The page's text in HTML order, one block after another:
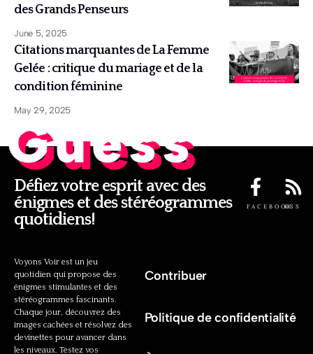
des Grands Penseurs
June 5, 2025
Citations marquantes de La Femme
Gelée : critique du mariage et de la
condition féminine
May 29, 2025
Guess
Défiez votre esprit avec des
énigmes et des stéréogrammes
quotidiens!
FACEBOOKRSS
Voyons Voir est un jeu
quotidien qui propose des
énigmes stimulantes et des
stéréogrammes fascinants.
Chaque jour, découvrez des
images cachées et résolvez des
devinettes pour avancer dans
les niveaux. Testez vos
Contribuer
Politique de confidentialité